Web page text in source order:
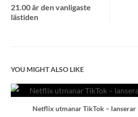
21.00 är den vanligaste
lästiden
YOU MIGHT ALSO LIKE
Netflix utmanar TikTok –